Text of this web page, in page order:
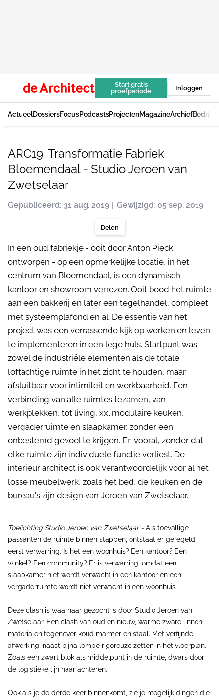
Start gratis
proefperiode
Inloggen
ActueelDossiersFocusPodcastsProjectenMagazineArchief
ARC19: Transformatie Fabriek
Bloemendaal - Studio Jeroen van
Zwetselaar
Gepubliceerd: 31 aug. 2019 Gewijzigd: 05 sep. 2019
Delen
In een oud fabriekje - ooit door Anton Pieck
ontworpen - op een opmerkelijke locatie, in het
centrum van Bloemendaal, is een dynamisch
kantoor en showroom verrezen. Ooit bood het ruimte
aan een bakkerij en later een tegelhandel, compleet
met systeemplafond en al. De essentie van het
project was een verrassende kijk op werken en leven
te implementeren in een lege huls. Startpunt was
zowel de industriële elementen als de totale
loftachtige ruimte in het zicht te houden, maar
afsluitbaar voor intimiteit en werkbaarheid. Een
verbinding van alle ruimtes tezamen, van
werkplekken, tot living, xxl modulaire keuken,
vergaderruimte en slaapkamer, zonder een
onbestemd gevoel te krijgen. En vooral, zonder dat
elke ruimte zijn individuele functie verliest. De
interieur architect is ook verantwoordelijk voor al het
losse meubelwerk, zoals het bed, de keuken en de
bureau's zijn design van Jeroen van Zwetselaar.
Toelichting Studio Jeroen van Zwetselaar - Als toevallige
passanten de ruimte binnen stappen, ontstaat er geregeld
eerst verwarring. Is het een woonhuis? Een kantoor? Een
winkel? Een community? Er is verwarring, omdat een
slaapkamer niet wordt verwacht in een kantoor en een
vergaderruimte wordt niet verwacht in een woonhuis.
Deze clash is waarnaar gezocht is door Studio Jeroen van
Zwetselaar. Een clash van oud en nieuw, warme zware linnen
materialen tegenover koud marmer en staal. Met verfijnde
afwerking, naast bijna lompe rigoreuze zetten in het vloerplan.
Zoals een zwart blok als middelpunt in de ruimte, dwars door
de logistieke lijn naar achteren.
Ook als je de derde keer binnenkomt, zie je mogelijk dingen die